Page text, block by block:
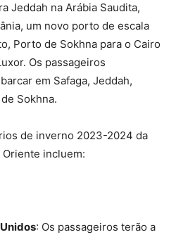
Jeddah na Arábia Saudita,
um novo porto de escala
Porto de Sokhna para o Cairo
Os passageiros
em Safaga, Jeddah,
Sokhna.
de inverno 2023-2024 da
incluem:
: Os passageiros terão a